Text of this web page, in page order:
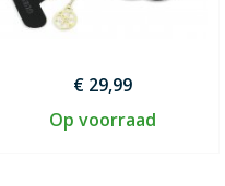
€ 29,99
Op voorraad